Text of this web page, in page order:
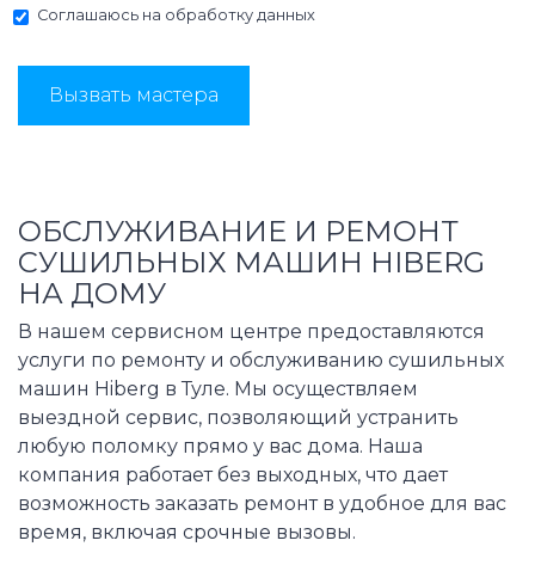
Соглашаюсь на обработку данных
Вызвать мастера
ОБСЛУЖИВАНИЕ И РЕМОНТ
СУШИЛЬНЫХ МАШИН HIBERG
НА ДОМУ
В нашем сервисном центре предоставляются
услуги по ремонту и обслуживанию сушильных
машин Hiberg в Туле. Мы осуществляем
выездной сервис, позволяющий устранить
любую поломку прямо у вас дома. Наша
компания работает без выходных, что дает
возможность заказать ремонт в удобное для вас
время, включая срочные вызовы.